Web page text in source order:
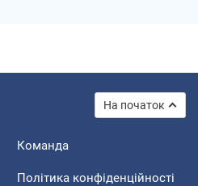
На початок
Команда
Політика конфіденційності